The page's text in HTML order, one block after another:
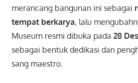
merancang bangunan ini sebagai
tempat berkarya, lalu
Museum resmi dibuka pada 28
sebagai bentuk dedikasi dan
sang maestro.